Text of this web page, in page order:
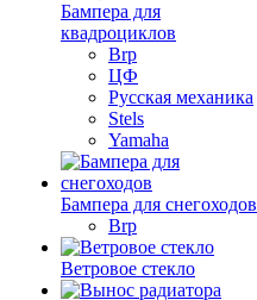
Бампера для
квадроциклов
Brp
ЦФ
Русская механика
Stels
Yamaha
Бампера для снегоходов
Brp
Ветровое стекло